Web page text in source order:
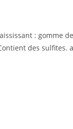
: gomme
des sulfites.